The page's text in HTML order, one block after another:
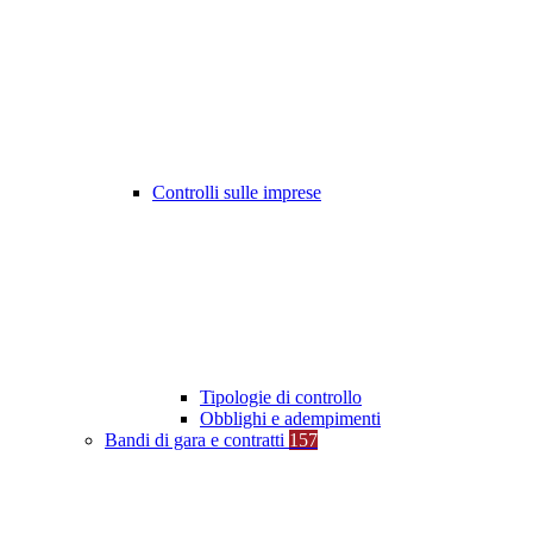
Controlli sulle imprese
Tipologie di controllo
Obblighi e adempimenti
Bandi di gara e contratti 157